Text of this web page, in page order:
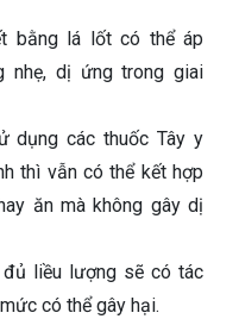
bằng lá lốt có thể áp
nhẹ, dị ứng trong giai
dụng các thuốc Tây y
thì vẫn có thể kết hợp
ăn mà không gây dị
liều lượng sẽ có tác
có thể gây hại.